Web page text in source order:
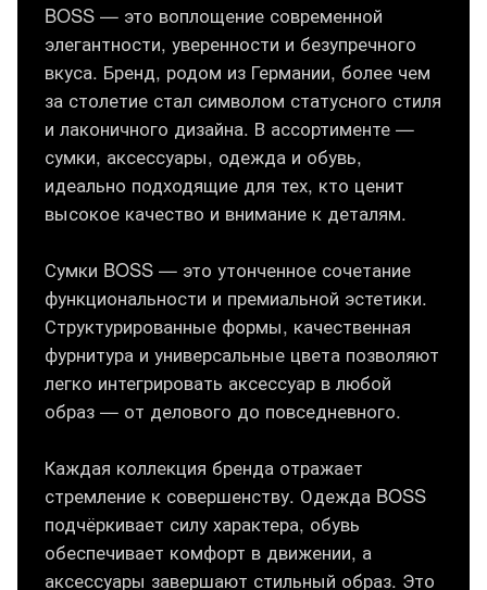
BOSS — это воплощение современной
элегантности, уверенности и безупречного
вкуса. Бренд, родом из Германии, более чем
за столетие стал символом статусного стиля
и лаконичного дизайна. В ассортименте —
сумки, аксессуары, одежда и обувь,
идеально подходящие для тех, кто ценит
высокое качество и внимание к деталям.
Сумки BOSS — это утонченное сочетание
функциональности и премиальной эстетики.
Структурированные формы, качественная
фурнитура и универсальные цвета позволяют
легко интегрировать аксессуар в любой
образ — от делового до повседневного.
Каждая коллекция бренда отражает
стремление к совершенству. Одежда BOSS
подчёркивает силу характера, обувь
обеспечивает комфорт в движении, а
аксессуары завершают стильный образ. Это